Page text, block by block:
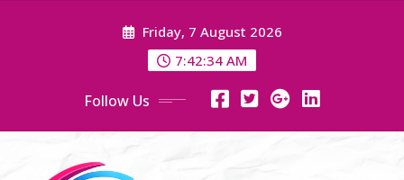
Friday, 7 August 2026
7:42:34 AM
Follow Us